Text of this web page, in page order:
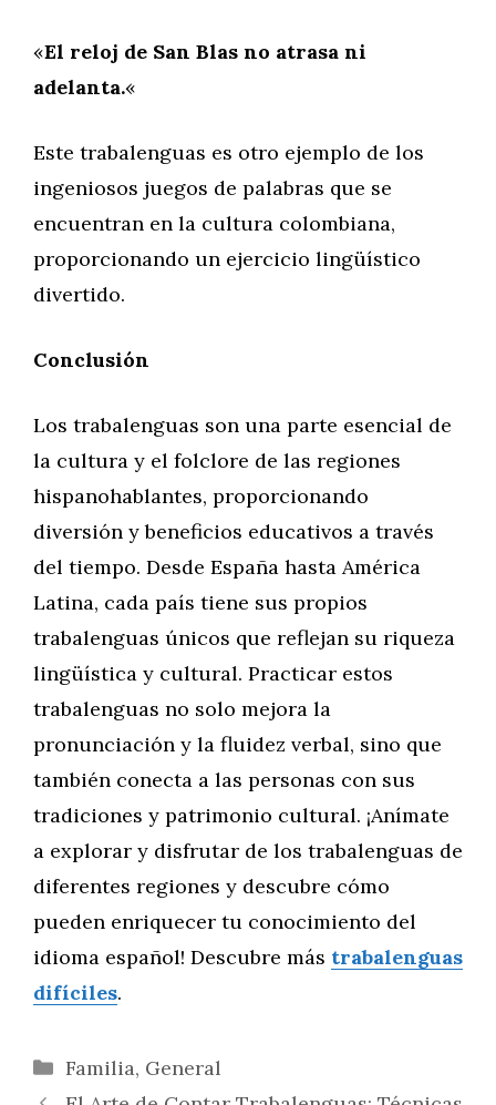
«El reloj de San Blas no atrasa ni
adelanta.«
Este trabalenguas es otro ejemplo de los
ingeniosos juegos de palabras que se
encuentran en la cultura colombiana,
proporcionando un ejercicio lingüístico
divertido.
Conclusión
Los trabalenguas son una parte esencial de
la cultura y el folclore de las regiones
hispanohablantes, proporcionando
diversión y beneficios educativos a través
del tiempo. Desde España hasta América
Latina, cada país tiene sus propios
trabalenguas únicos que reflejan su riqueza
lingüística y cultural. Practicar estos
trabalenguas no solo mejora la
pronunciación y la fluidez verbal, sino que
también conecta a las personas con sus
tradiciones y patrimonio cultural. ¡Anímate
a explorar y disfrutar de los trabalenguas de
diferentes regiones y descubre cómo
pueden enriquecer tu conocimiento del
idioma español! Descubre más trabalenguas
difíciles.
Categorías
Familia, General